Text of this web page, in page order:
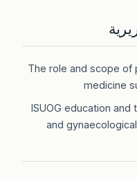
The role and scope of
medicine
ISUOG education
and